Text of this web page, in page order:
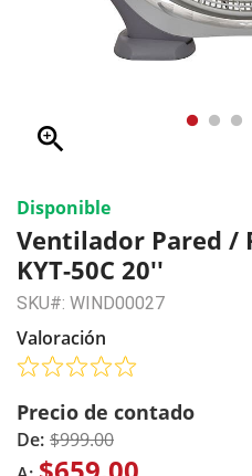
zoom_in
Disponible
Ventilador Pared /
KYT-50C 20''
SKU#: WIND00027
Valoración
Precio de contado
De: $999.00